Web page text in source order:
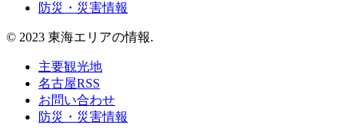
防災・災害情報
© 2023 東海エリアの情報.
主要観光地
名古屋RSS
お問い合わせ
防災・災害情報